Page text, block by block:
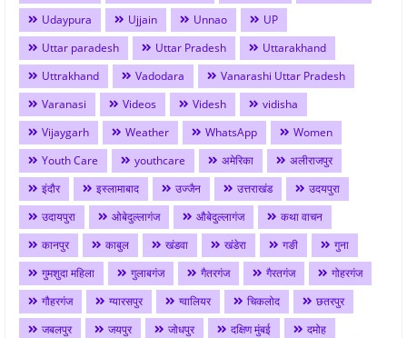
Udaypura
Ujjain Unnao
UP
Uttar paradesh
Uttar Pradesh
Uttarakhand
Uttrakhand
Vadodara
Vanarashi Uttar Pradesh
Varanasi
Videos Videsh
vidisha
Vijaygarh
Weather WhatsApp
Women
Youth Care
youthcare अमेरिका
अलीराजपुर
इंदौर
इस्लामाबाद उज्जैन उत्तराखंड
उदयपुरा
उदायपुरा
ओबेदुल्लागंज औबेदुल्लागंज
कथा वाचन
कानपुर
काबुल खंडवा खंडेरा गङी
गुना
गुमशुदा महिला
गुलाबगंज गैतरगंज गैरतगंज
गोहरगंज
गौहरगंज
ग्यारसपुर ग्वालियर चिकलोद
छतरपुर
जबलपुर
जयपुर जोधपुर दक्षिण मुंबई
दमोह